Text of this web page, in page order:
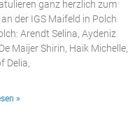
ganz herzlich zum
der IGS Maifeld in Polch
Arendt Selina, Aydeniz
Maijer Shirin, Haik Michelle,
Delia,
»